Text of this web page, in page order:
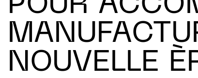
POUR
NOUVELLE